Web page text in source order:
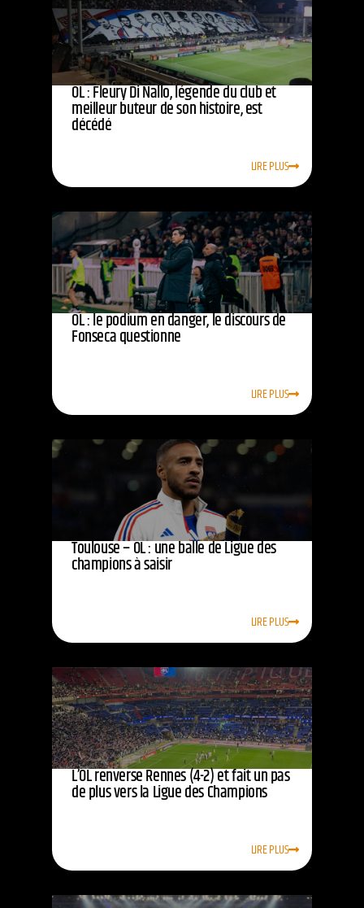
OL : Fleury Di Nallo, légende du club et
meilleur buteur de son histoire, est
décédé
LIRE PLUS
OL : le podium en danger, le discours de
Fonseca questionne
LIRE PLUS
Toulouse – OL : une balle de Ligue des
champions à saisir
LIRE PLUS
L’OL renverse Rennes (4-2) et fait un pas
de plus vers la Ligue des Champions
LIRE PLUS